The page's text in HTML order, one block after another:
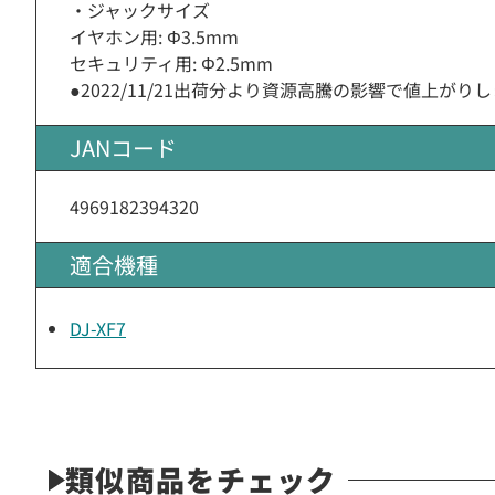
・ジャックサイズ
イヤホン用: Φ3.5mm
セキュリティ用: Φ2.5mm
●2022/11/21出荷分より資源高騰の影響で値上がりし
JANコード
4969182394320
適合機種
DJ-XF7
類似商品をチェック